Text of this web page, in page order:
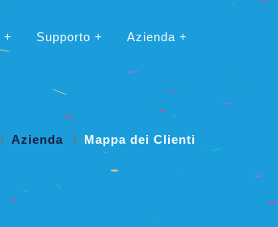
Supporto Azienda
Azienda Mappa dei Clienti